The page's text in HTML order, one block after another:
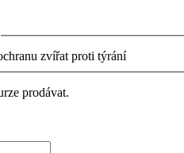
zvířat proti týrání
prodávat.